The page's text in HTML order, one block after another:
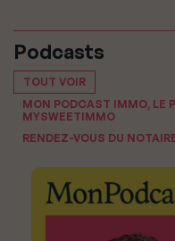
Podcasts
TOUT VOIR
MON PODCAST IMMO, LE
MYSWEETIMMO
RENDEZ-VOUS DU